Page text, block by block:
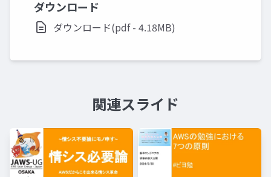
ダウンロード
ダウンロード(pdf - 4.18MB)
関連スライド